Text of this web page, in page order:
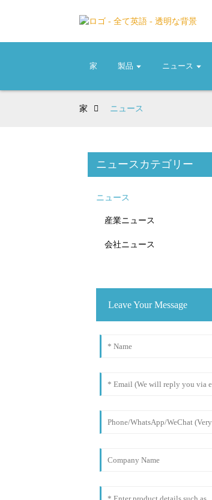
家 製品 ニュース
家 ニュース
ニュースカテゴリー
ニュース
産業ニュース
会社ニュース
Leave Your Message